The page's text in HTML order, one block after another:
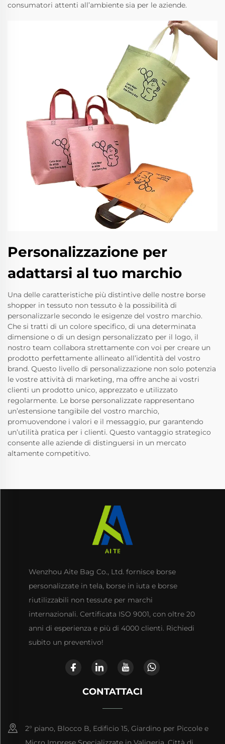
consumatori attenti all’ambiente sia per le aziende.
Personalizzazione per
adattarsi al tuo marchio
Una delle caratteristiche più distintive delle nostre borse
shopper in tessuto non tessuto è la possibilità di
personalizzarle secondo le esigenze del vostro marchio.
Che si tratti di un colore specifico, di una determinata
dimensione o di un design personalizzato per il logo, il
nostro team collabora strettamente con voi per creare un
prodotto perfettamente allineato all’identità del vostro
brand. Questo livello di personalizzazione non solo potenzia
le vostre attività di marketing, ma offre anche ai vostri
clienti un prodotto unico, apprezzato e utilizzato
regolarmente. Le borse personalizzate rappresentano
un’estensione tangibile del vostro marchio,
promuovendone i valori e il messaggio, pur garantendo
un’utilità pratica per i clienti. Questo vantaggio strategico
consente alle aziende di distinguersi in un mercato
altamente competitivo.
Wenzhou Aite Bag Co., Ltd. fornisce borse
personalizzate in tela, borse in iuta e borse
riutilizzabili non tessute per marchi
internazionali. Certificata ISO 9001, con oltre 20
anni di esperienza e più di 4000 clienti. Richiedi
subito un preventivo!
CONTATTACI
2° piano, Blocco B, Edificio 15, Giardino per Piccole e